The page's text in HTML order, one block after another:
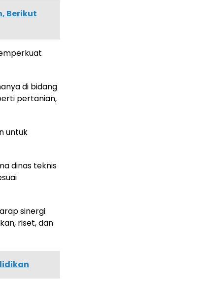
Berikut
di bidang
pertanian,
untuk
dinas teknis
sinergi
riset, dan